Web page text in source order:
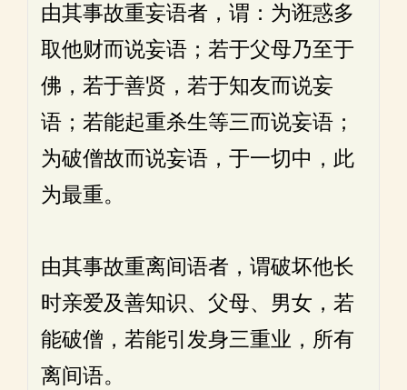
由其事故重妄语者，谓：为诳惑多
取他财而说妄语；若于父母乃至于
佛，若于善贤，若于知友而说妄
语；若能起重杀生等三而说妄语；
为破僧故而说妄语，于一切中，此
为最重。
由其事故重离间语者，谓破坏他长
时亲爱及善知识、父母、男女，若
能破僧，若能引发身三重业，所有
离间语。